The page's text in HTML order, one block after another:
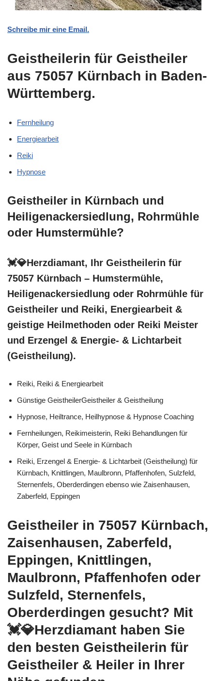
Schreibe mir eine Email.
Geistheilerin für Geistheiler
aus 75057 Kürnbach in Baden-
Württemberg.
Fernheilung
Energiearbeit
Reiki
Hypnose
Geistheiler in Kürnbach und
Heiligenackersiedlung, Rohrmühle
oder Humstermühle?
💓️💎Herzdiamant, Ihr Geistheilerin für
75057 Kürnbach – Humstermühle,
Heiligenackersiedlung oder Rohrmühle für
Geistheiler und Reiki, Energiearbeit &
geistige Heilmethoden oder Reiki Meister
und Erzengel & Energie- & Lichtarbeit
(Geistheilung).
Reiki, Reiki & Energiearbeit
Günstige GeistheilerGeistheiler & Geistheilung
Hypnose, Heiltrance, Heilhypnose & Hypnose Coaching
Fernheilungen, Reikimeisterin, Reiki Behandlungen für
Körper, Geist und Seele in Kürnbach
Reiki, Erzengel & Energie- & Lichtarbeit (Geistheilung) für
Kürnbach, Knittlingen, Maulbronn, Pfaffenhofen, Sulzfeld,
Sternenfels, Oberderdingen ebenso wie Zaisenhausen,
Zaberfeld, Eppingen
Geistheiler in 75057 Kürnbach,
Zaisenhausen, Zaberfeld,
Eppingen, Knittlingen,
Maulbronn, Pfaffenhofen oder
Sulzfeld, Sternenfels,
Oberderdingen gesucht? Mit
💓️💎Herzdiamant haben Sie
den besten Geistheilerin für
Geistheiler & Heiler in Ihrer